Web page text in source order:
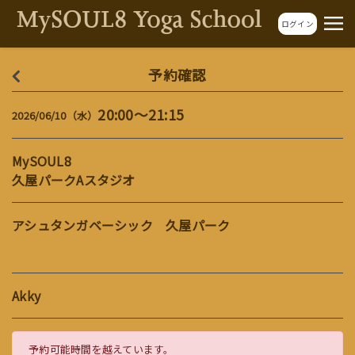
ログイン
予約確認
2026/06/10（水） 20:00～21:15
MySOUL8
久屋パークAスタジオ
アシュタンガベーシック 久屋パーク
Akky
予約可能時間を越えています。